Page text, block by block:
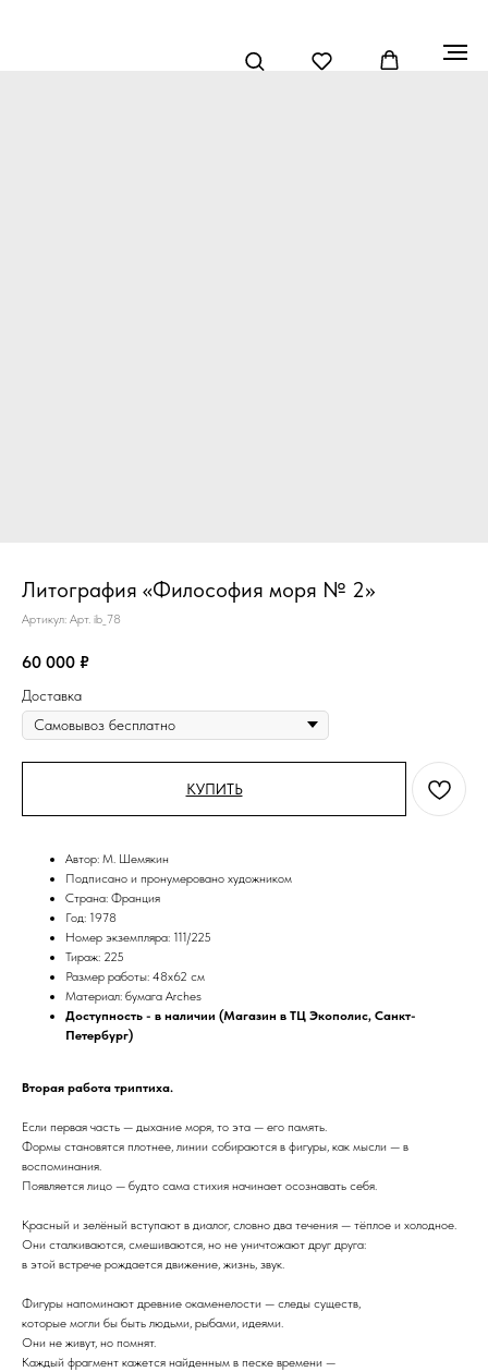
Литография «Философия моря № 2»
Артикул: Арт. ib_78
60 000 ₽
Доставка
КУПИТЬ
Автор: М. Шемякин
Подписано и пронумеровано художником
Страна: Франция
Год: 1978
Номер экземпляра: 111/225
Тираж: 225
Размер работы: 48x62 см
Материал: бумага Arches
Доступность - в наличии (Магазин в ТЦ Экополис, Санкт-
Петербург)
Вторая работа триптиха.
Если первая часть — дыхание моря, то эта — его память.
Формы становятся плотнее, линии собираются в фигуры, как мысли — в
воспоминания.
Появляется лицо — будто сама стихия начинает осознавать себя.
Красный и зелёный вступают в диалог, словно два течения — тёплое и холодное.
Они сталкиваются, смешиваются, но не уничтожают друг друга:
в этой встрече рождается движение, жизнь, звук.
Фигуры напоминают древние окаменелости — следы существ,
которые могли бы быть людьми, рыбами, идеями.
Они не живут, но помнят.
Каждый фрагмент кажется найденным в песке времени —